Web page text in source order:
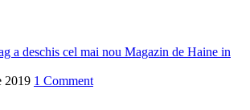
a deschis cel mai nou Magazin de Haine in
2019 1 Comment